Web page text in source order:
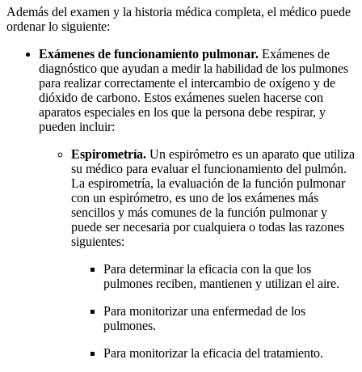
Además del examen y la historia médica completa, el médico puede
ordenar lo siguiente:
Exámenes de funcionamiento pulmonar. Exámenes de
diagnóstico que ayudan a medir la habilidad de los pulmones
para realizar correctamente el intercambio de oxígeno y de
dióxido de carbono. Estos exámenes suelen hacerse con
aparatos especiales en los que la persona debe respirar, y
pueden incluir:
Espirometría. Un espirómetro es un aparato que utiliza
su médico para evaluar el funcionamiento del pulmón.
La espirometría, la evaluación de la función pulmonar
con un espirómetro, es uno de los exámenes más
sencillos y más comunes de la función pulmonar y
puede ser necesaria por cualquiera o todas las razones
siguientes:
Para determinar la eficacia con la que los
pulmones reciben, mantienen y utilizan el aire.
Para monitorizar una enfermedad de los
pulmones.
Para monitorizar la eficacia del tratamiento.